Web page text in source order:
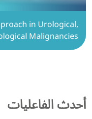
in Urological,
Malignancies
أحدث الفاعليات